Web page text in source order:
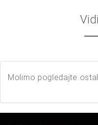
Molimo pogledajte